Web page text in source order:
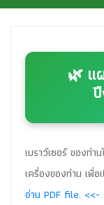
🌿 แ
เบราว์เซอร์ ของท่า
เครื่องของท่าน เพื่
อ่าน PDF file. <<-